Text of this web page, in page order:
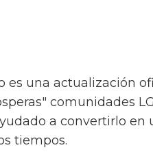
es una actualización
comunidades
a convertirlo en
tiempos.